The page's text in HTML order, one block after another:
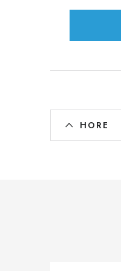
O
v
HORE